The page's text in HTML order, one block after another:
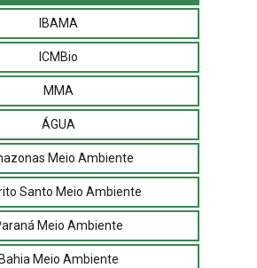
IBAMA
ICMBio
MMA
ÁGUA
Meio Ambiente
Santo Meio Ambiente
Meio Ambiente
Bahia Meio Ambiente